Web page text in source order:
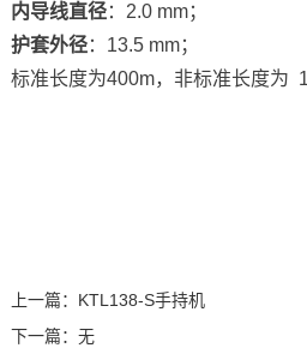
内导线直径：2.0 mm；
护套外径：13.5 mm；
标准长度为400m，非标准长度为
上一篇： KTL138-S手持机
下一篇： 无